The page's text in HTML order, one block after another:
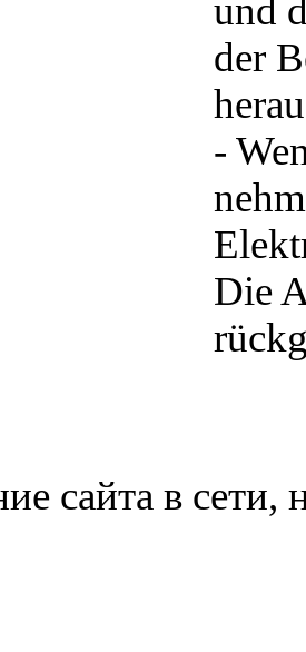
und
der
-
Die
сайта в сети,